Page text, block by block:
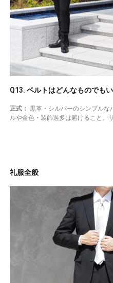
Q13. ベルトはどんなものでも
正式： 黒革・シルバーのシンプルな
ルや金色・装飾過多は避けること。
礼服全般